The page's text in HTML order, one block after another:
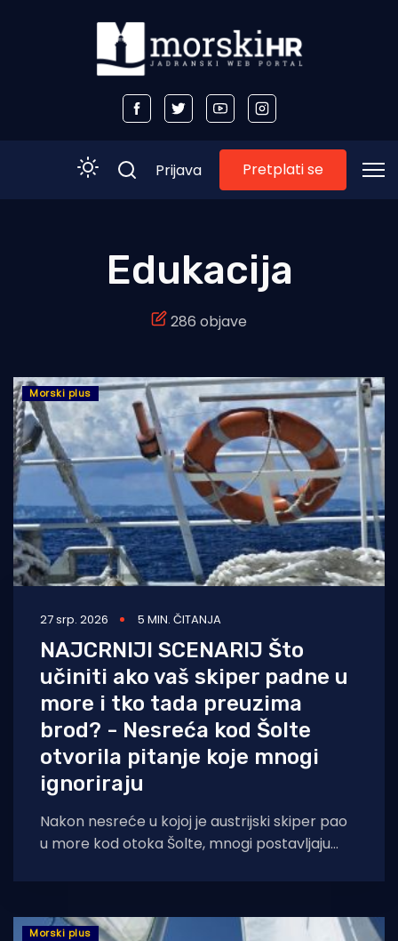
Morski plus
Otoci
Turizam i nautika
Pomorstvo
Ribolov
Ekologija
Tradicija i kultura
Prijava Pretplati se
Edukacija
286 objave
Morski plus
27 srp. 2026 5 MIN. ČITANJA
NAJCRNIJI SCENARIJ Što
učiniti ako vaš skiper padne u
more i tko tada preuzima
brod? - Nesreća kod Šolte
otvorila pitanje koje mnogi
ignoriraju
Nakon nesreće u kojoj je austrijski skiper pao
u more kod otoka Šolte, mnogi postavljaju
Morski plus